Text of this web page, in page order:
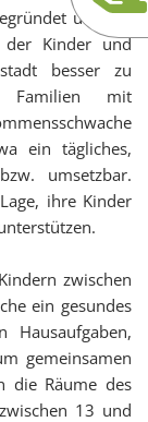
und hat
Kinder und
besser zu
Familien mit
ein tägliches,
umsetzbar.
ihre Kinder
zwischen
ein gesundes
gemeinsamen
die Räume des
13 und